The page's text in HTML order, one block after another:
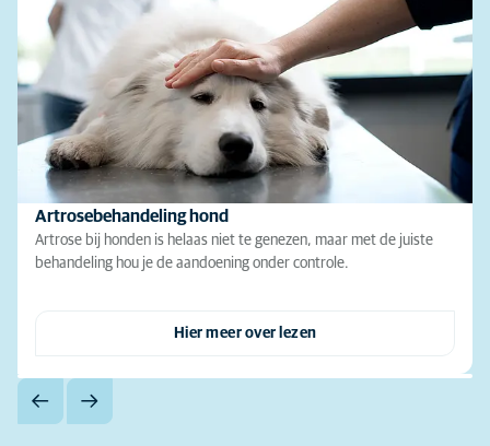
Artrosebehandeling hond
Artrose bij honden is helaas niet te genezen, maar met de juiste
behandeling hou je de aandoening onder controle.
Hier meer over lezen